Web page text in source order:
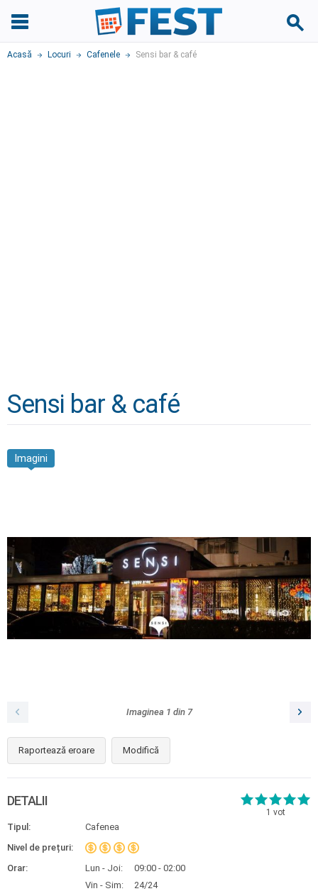
Acasă Locuri Cafenele Sensi bar & café
Sensi bar & café
Imagini
Imaginea 1 din 7
Raportează eroare Modifică
1 vot
DETALII
Tipul:
Cafenea
Nivel de prețuri:
Orar:
Lun - Joi:
09:00 - 02:00
Vin - Sim:
24/24